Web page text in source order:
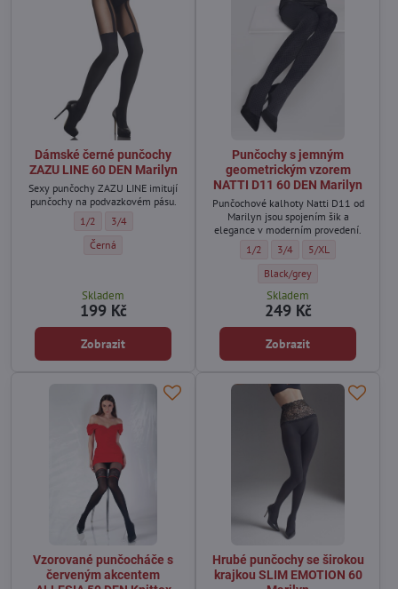
Dámské černé punčochy
ZAZU LINE 60 DEN Marilyn
Sexy punčochy ZAZU LINE imitují
punčochy na podvazkovém pásu.
Dámské černé punčochy ZAZU LINE 60 DEN Marilyn - Velikost:
1/2 Dámské černé punčochy ZAZU LINE 60 DEN Marilyn - Velikost:
3/4
Dámské černé punčochy ZAZU LINE 60 DEN Marilyn - Barva:
Černá
Skladem
199 Kč
Zobrazit
Punčochy s jemným
geometrickým vzorem
NATTI D11 60 DEN Marilyn
Punčochové kalhoty Natti D11 od
Marilyn jsou spojením šik a
elegance v moderním provedení.
Punčochy s jemným
1/2 Punčochy s jemným
3/4 Punčochy s
5/XL
Punčochy s jemným
Black/grey
Skladem
249 Kč
Zobrazit
Vzorované punčocháče s
červeným akcentem
Hrubé punčochy se širokou
krajkou SLIM EMOTION 60